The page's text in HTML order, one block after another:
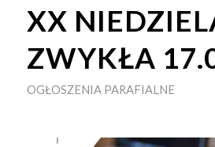
XX
ZWYKŁA
OGŁOSZENIA PARAFIALNE